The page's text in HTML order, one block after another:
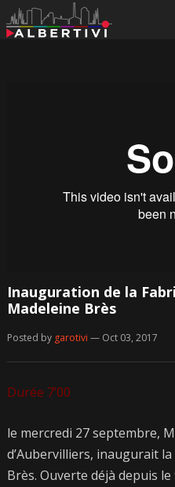
Inauguration de la
Madeleine Brès
Posted by garotivi — Oct 03, 2017
Durée 7’00
le mercredi 27 septembre,
d’Aubervilliers, inaugurait
Brès. Ouverte déjà depuis